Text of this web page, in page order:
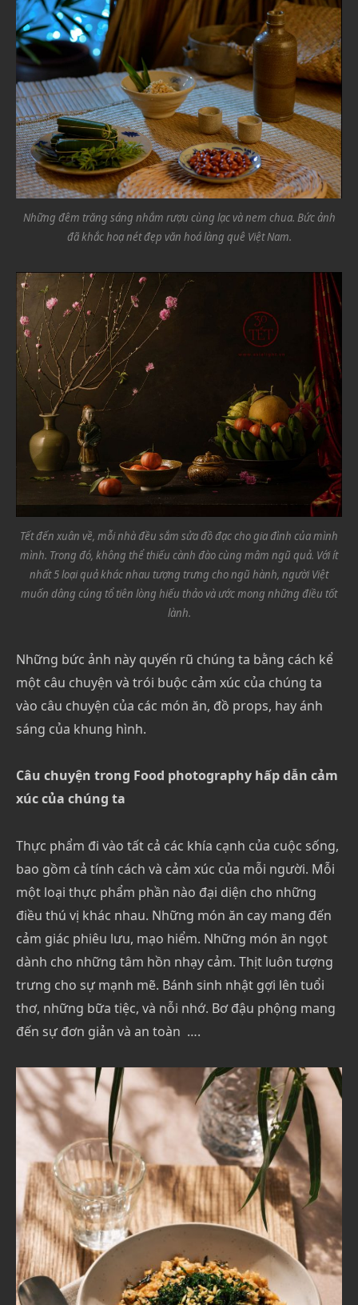
Những đêm trăng sáng nhắm rượu cùng lạc và nem chua. Bức ảnh
đã khắc hoạ nét đẹp văn hoá làng quê Việt Nam.
Tết đến xuân về, mỗi nhà đều sắm sửa đồ đạc cho gia đình của mình
mình. Trong đó, không thể thiếu cành đào cùng mâm ngũ quả. Với ít
nhất 5 loại quả khác nhau tượng trưng cho ngũ hành, người Việt
muốn dâng cúng tổ tiên lòng hiếu thảo và ước mong những điều tốt
lành.
Những bức ảnh này quyến rũ chúng ta bằng cách kể
một câu chuyện và trói buộc cảm xúc của chúng ta
vào câu chuyện của các món ăn, đồ props, hay ánh
sáng của khung hình.
Câu chuyện trong Food photography hấp dẫn cảm
xúc của chúng ta
Thực phẩm đi vào tất cả các khía cạnh của cuộc sống,
bao gồm cả tính cách và cảm xúc của mỗi người. Mỗi
một loại thực phẩm phần nào đại diện cho những
điều thú vị khác nhau. Những món ăn cay mang đến
cảm giác phiêu lưu, mạo hiểm. Những món ăn ngọt
dành cho những tâm hồn nhạy cảm. Thịt luôn tượng
trưng cho sự mạnh mẽ. Bánh sinh nhật gợi lên tuổi
thơ, những bữa tiệc, và nỗi nhớ. Bơ đậu phộng mang
đến sự đơn giản và an toàn ….